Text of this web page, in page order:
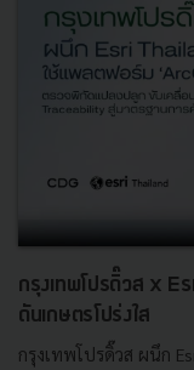
กรุงเทพโปรดิ๊วส x
ดันเกษตรโปร่งใส
กรุงเทพโปรดิ๊วส ผนึก